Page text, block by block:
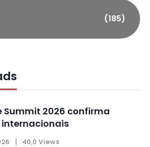
(185)
Summit 2026 confirma
40,0 Views